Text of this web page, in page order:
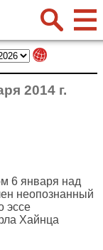
2014 г.
6 января над
неопознанный
эссе
Хайнца